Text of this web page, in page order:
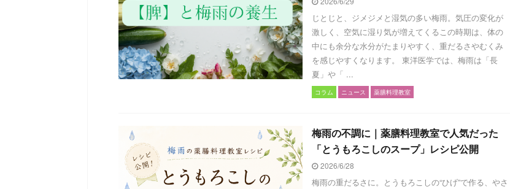
じとじと、ジメジメと湿気の多い梅雨。気圧の変化が
激しく、空気に湿り気が増えてくるこの時期は、体の
中にも余分な水分がたまりやすく、重だるさやむくみ
を感じやすくなります。 東洋医学では、梅雨は「長
夏」や「 ...
コラム ニュース 薬膳料理教室
梅雨の不調に｜薬膳料理教室で人気だった
「とうもろこしのスープ」レシピ公開
2026/6/28
梅雨の重だるさに。とうもろこしの“ひげ”で作る、やさ